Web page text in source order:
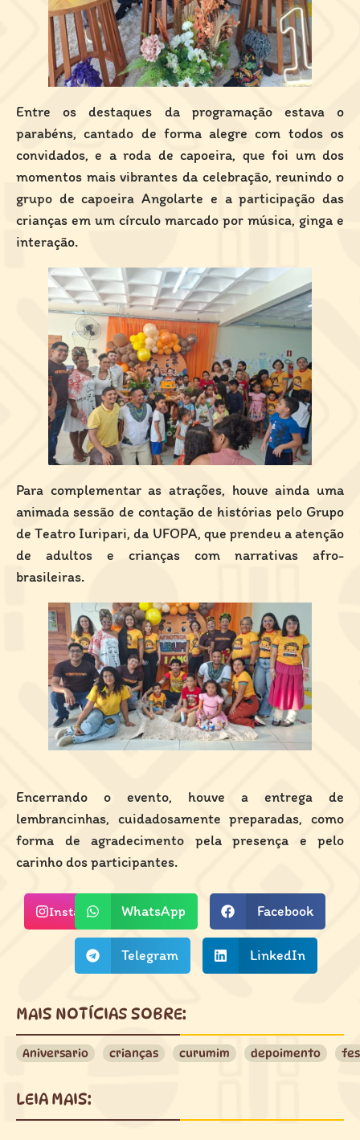
Entre os destaques da programação estava o
parabéns, cantado de forma alegre com todos os
convidados, e a roda de capoeira, que foi um dos
momentos mais vibrantes da celebração, reunindo o
grupo de capoeira Angolarte e a participação das
crianças em um círculo marcado por música, ginga e
interação.
Para complementar as atrações, houve ainda uma
animada sessão de contação de histórias pelo Grupo
de Teatro Iuripari, da UFOPA, que prendeu a atenção
de adultos e crianças com narrativas afro-
brasileiras.
Encerrando o evento, houve a entrega de
lembrancinhas, cuidadosamente preparadas, como
forma de agradecimento pela presença e pelo
carinho dos participantes.
Instagram WhatsApp Facebook
Telegram LinkedIn
MAIS NOTÍCIAS SOBRE:
Aniversario crianças curumim depoimento
LEIA MAIS: